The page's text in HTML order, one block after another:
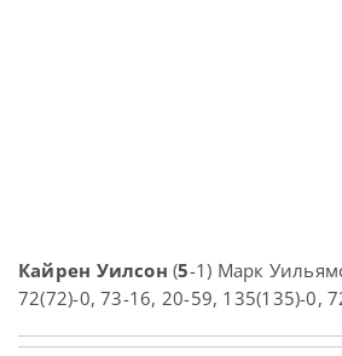
Кайрен Уилсон (5-1) Марк
72(72)-0, 73-16, 20-59, 135(135)-0,